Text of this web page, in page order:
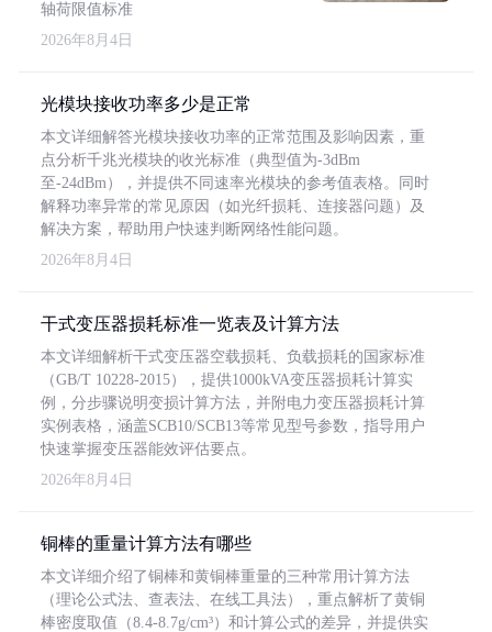
轴荷限值标准
2026年8月4日
光模块接收功率多少是正常
本文详细解答光模块接收功率的正常范围及影响因素，重
点分析千兆光模块的收光标准（典型值为-3dBm
至-24dBm），并提供不同速率光模块的参考值表格。同时
解释功率异常的常见原因（如光纤损耗、连接器问题）及
解决方案，帮助用户快速判断网络性能问题。
2026年8月4日
干式变压器损耗标准一览表及计算方法
本文详细解析干式变压器空载损耗、负载损耗的国家标准
（GB/T 10228-2015），提供1000kVA变压器损耗计算实
例，分步骤说明变损计算方法，并附电力变压器损耗计算
实例表格，涵盖SCB10/SCB13等常见型号参数，指导用户
快速掌握变压器能效评估要点。
2026年8月4日
铜棒的重量计算方法有哪些
本文详细介绍了铜棒和黄铜棒重量的三种常用计算方法
（理论公式法、查表法、在线工具法），重点解析了黄铜
棒密度取值（8.4-8.7g/cm³）和计算公式的差异，并提供实